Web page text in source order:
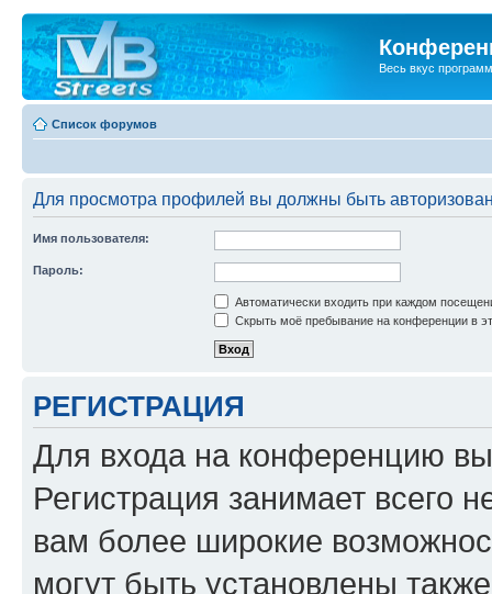
Весь вкус
Список форумов
Для просмотра профилей вы должны быть
Имя пользователя:
Пароль:
Автоматически входить при каждом
Скрыть моё пребывание на конференции в
РЕГИСТРАЦИЯ
Для входа на конференцию
Регистрация занимает всего
вам более широкие
могут быть установлены